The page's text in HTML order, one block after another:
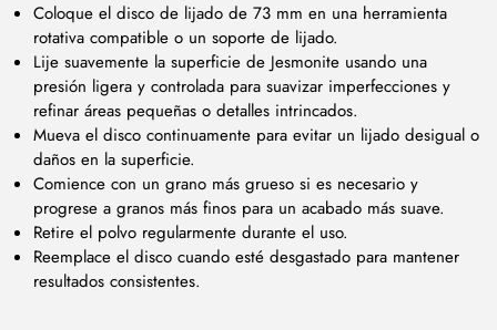
Coloque el disco de lijado de 73 mm en una herramienta
rotativa compatible o un soporte de lijado.
Lije suavemente la superficie de Jesmonite usando una
presión ligera y controlada para suavizar imperfecciones y
refinar áreas pequeñas o detalles intrincados.
Mueva el disco continuamente para evitar un lijado desigual o
daños en la superficie.
Comience con un grano más grueso si es necesario y
progrese a granos más finos para un acabado más suave.
Retire el polvo regularmente durante el uso.
Reemplace el disco cuando esté desgastado para mantener
resultados consistentes.